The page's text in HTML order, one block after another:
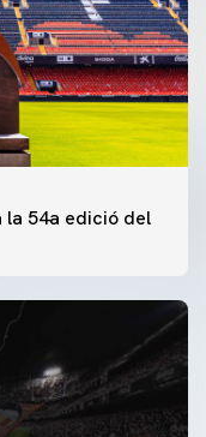
la 54a edició del